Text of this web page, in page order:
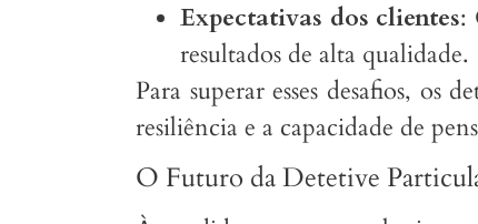
Expectativas dos clientes:
resultados de alta qualidade.
Para superar esses desafios, os
resiliência e a capacidade de
O Futuro da Detetive